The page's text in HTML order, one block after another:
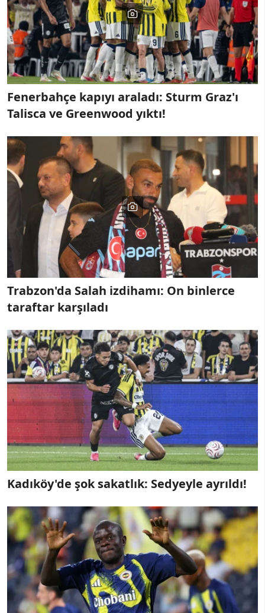
Fenerbahçe kapıyı araladı: Sturm Graz'ı
Talisca ve Greenwood yıktı!
Trabzon'da Salah izdihamı: On binlerce
taraftar karşıladı
Kadıköy'de şok sakatlık: Sedyeyle ayrıldı!